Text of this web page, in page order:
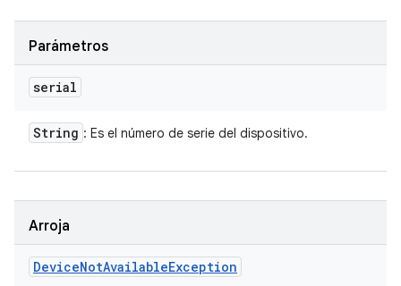
Parámetros
serial
String : Es el número de serie del dispositivo.
Arroja
DeviceNotAvailableException